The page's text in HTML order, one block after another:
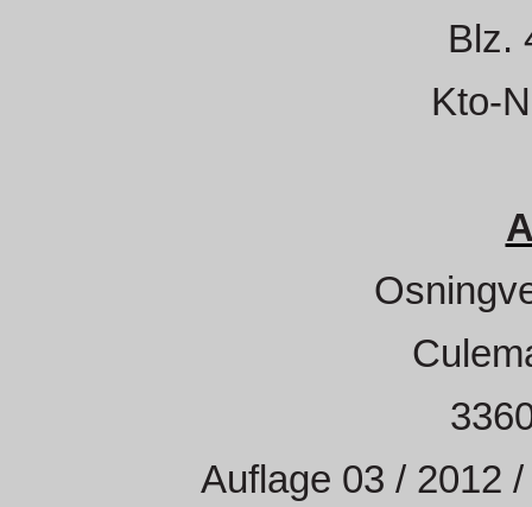
Blz.
Kto-
Auflage 03 / 2012